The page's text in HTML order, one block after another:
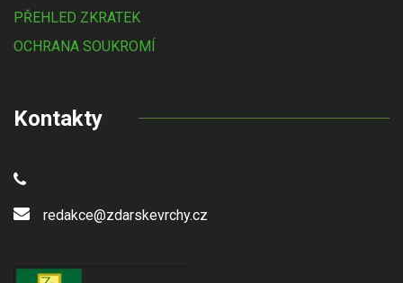
PŘEHLED ZKRATEK
OCHRANA SOUKROMÍ
Kontakty
redakce@zdarskevrchy.cz